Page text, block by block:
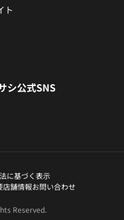
ト
シ公式SNS
に基づく表示
店舗情報お問い合わせ
Reserved.